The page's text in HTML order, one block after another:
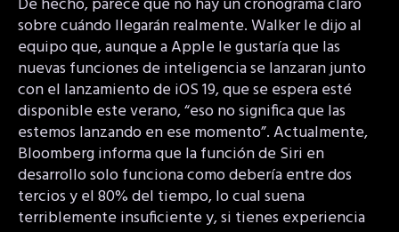
sobre cuándo llegarán realmente. Walker le dijo al
equipo que, aunque a Apple le gustaría que las
nuevas funciones de inteligencia se lanzaran junto
con el lanzamiento de iOS 19, que se espera esté
disponible este verano, “eso no significa que las
estemos lanzando en ese momento”. Actualmente,
Bloomberg informa que la función de Siri en
desarrollo solo funciona como debería entre dos
tercios y el 80% del tiempo, lo cual suena
terriblemente insuficiente y, si tienes experiencia